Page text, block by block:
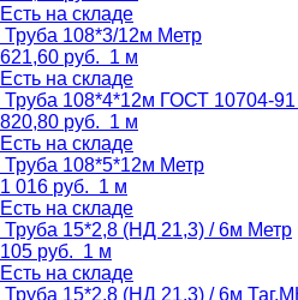
Есть на складе
Труба 108*3/12м Метр
621,60 руб. 1 м
Есть на складе
Труба 108*4*12м ГОСТ 10704-91
820,80 руб. 1 м
Есть на складе
Труба 108*5*12м Метр
1 016 руб. 1 м
Есть на складе
Труба 15*2,8 (НД 21,3) / 6м Метр
105 руб. 1 м
Есть на складе
Труба 15*2,8 (НД 21,3) / 6м